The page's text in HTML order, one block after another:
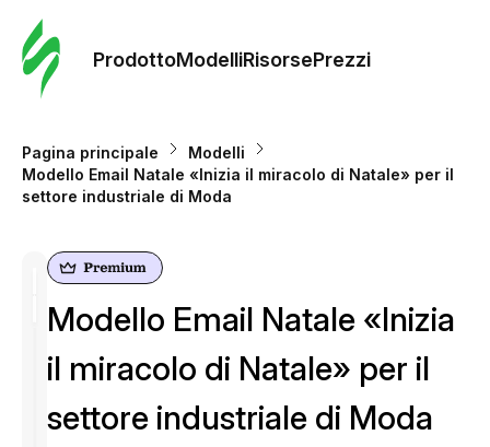
ProdottoModelliRisorsePrezzi
Pagina principale
Modelli
Modello Email Natale «Inizia il miracolo di Natale» per il
settore industriale di Moda
Modello Email Natale «Inizia
il miracolo di Natale» per il
settore industriale di Moda